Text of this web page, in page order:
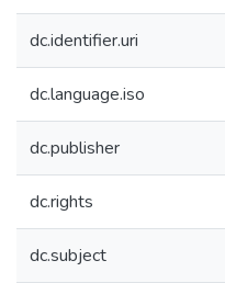
dc.identifier.uri
dc.language.iso
dc.publisher
dc.rights
dc.subject